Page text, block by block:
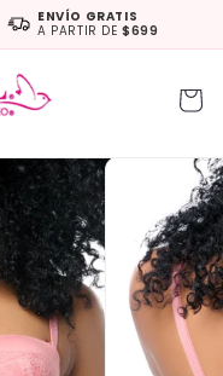
ENVÍO GRATIS
A PARTIR DE$699
Carrito